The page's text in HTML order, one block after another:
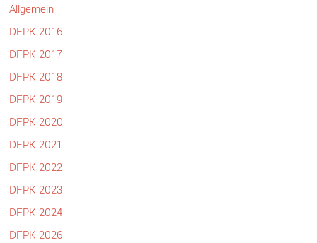
Allgemein
DFPK 2016
DFPK 2017
DFPK 2018
DFPK 2019
DFPK 2020
DFPK 2021
DFPK 2022
DFPK 2023
DFPK 2024
DFPK 2026